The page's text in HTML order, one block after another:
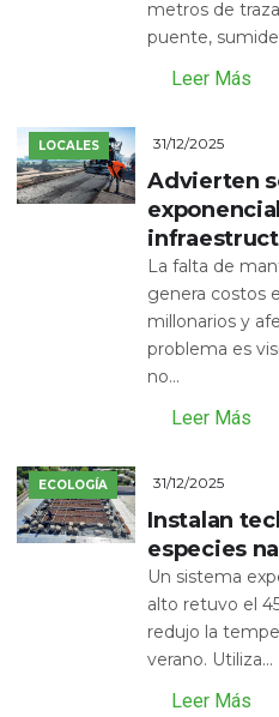
metros de
puente,
Leer Más
LOCALES 31/12/2025
Advierten
La falta de
genera costos
millonarios y
problema es
no...
Leer Más
ECOLOGÍA 31/12/2025
Instalan
especies
Un sistema
alto retuvo el
redujo la
verano. Utiliza...
Leer Más